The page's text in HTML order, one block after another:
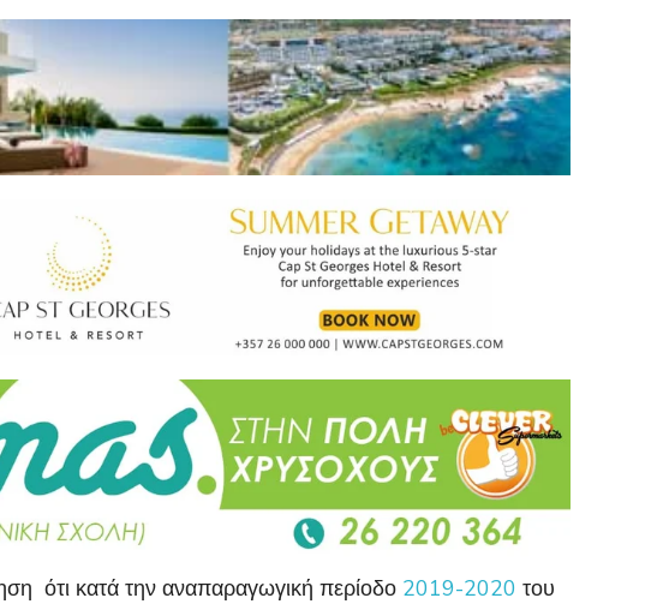
ότι κατά την αναπαραγωγική περίοδο 2019-2020 του